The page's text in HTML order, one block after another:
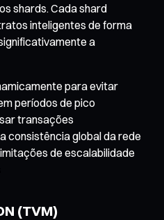
shards. Cada shard
inteligentes de forma
a
para evitar
períodos de pico
transações
consistência global da rede
de escalabilidade
(TVM)